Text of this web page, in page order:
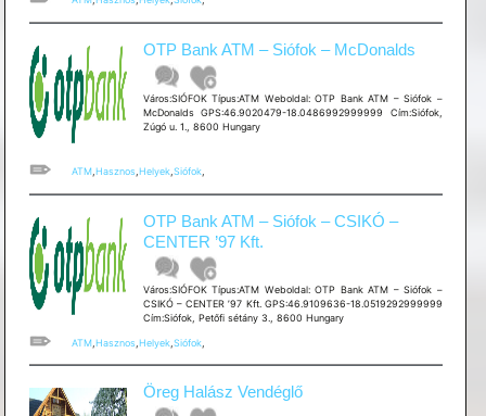
OTP Bank ATM – Siófok – McDonalds
Város:SIÓFOK Típus:ATM Weboldal: OTP Bank ATM – Siófok –
McDonalds GPS:46.9020479-18.0486992999999 Cím:Siófok,
Zúgó u. 1., 8600 Hungary
ATM, Hasznos, Helyek, Siófok,
OTP Bank ATM – Siófok – CSIKÓ –
CENTER ’97 Kft.
Város:SIÓFOK Típus:ATM Weboldal: OTP Bank ATM – Siófok –
CSIKÓ – CENTER ’97 Kft. GPS:46.9109636-18.0519292999999
Cím:Siófok, Petőfi sétány 3., 8600 Hungary
ATM, Hasznos, Helyek, Siófok,
Öreg Halász Vendéglő